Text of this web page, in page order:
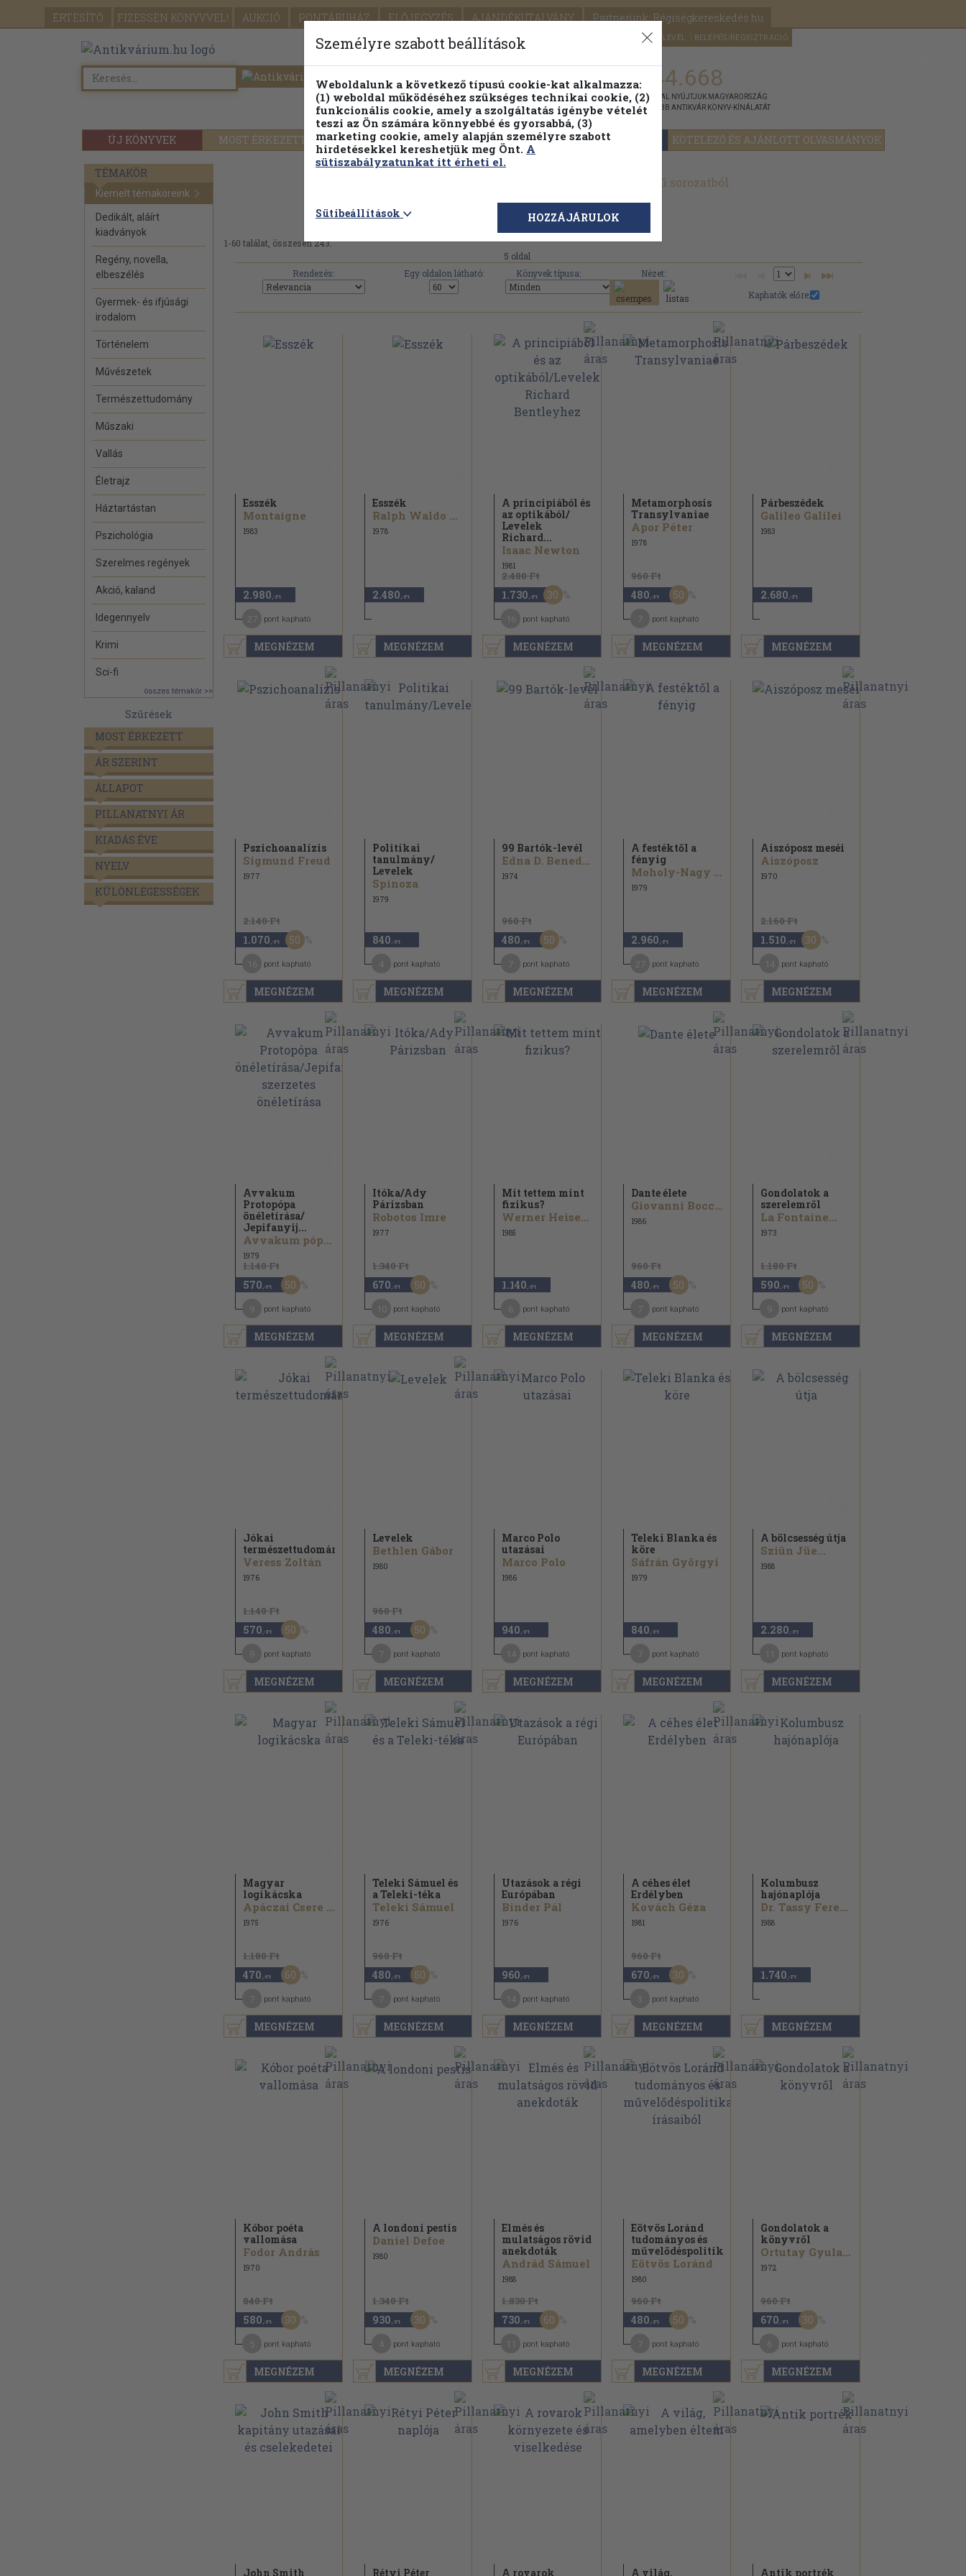
ÉRTESÍTŐ FIZESSEN KÖNYVVEL! AUKCIÓ PONTÁRUHÁZ ELŐJEGYZÉS AJÁNDÉKUTALVÁNY Partnerünk: Régiségkereskedés.hu
SEGÍTSÉG HÍRLEVÉL BELÉPÉS/REGISZTRÁCIÓ
ÚJ KÖNYVEK MOST ÉRKEZETT PILLANATNYI ÁRAINK FENNTARTHATÓ OLVASMÁNYOK KÖTELEZŐ ÉS AJÁNLOTT OLVASMÁNYOK
Részletes kereső Témaköri fa 1.144.668
KIADVÁNNYAL NYÚJTJUK MAGYARORSZÁG
LEGNAGYOBB ANTIKVÁR KÖNYV-KÍNÁLATÁT
TÉMAKÖR
Kiemelt témaköreink
Dedikált, aláírt
kiadványok
Regény, novella,
elbeszélés
Gyermek- és ifjúsági
irodalom
Történelem
Művészetek
Természettudomány
Műszaki
Vallás
Életrajz
Háztartástan
Pszichológia
Szerelmes regények
Akció, kaland
Idegennyelv
Krimi
Sci-fi
összes témakör >>
Szűrések
MOST ÉRKEZETT
ÁR SZERINT
ÁLLAPOT
PILLANATNYI ÁR
KIADÁS ÉVE
NYELV
KÜLÖNLEGESSÉGEK
243 mű érhető el az Antikváriumban a(z) 'Téka' című sorozatból.
1-60 találat, összesen 243.
5 oldal
Rendezés:
Egy oldalon látható: Könyvek típusa:
Nézet:
Kaphatók előre:
MEGNÉZEM
Esszék
Montaigne
1983
2.980 ,-Ft
pont kapható
MEGNÉZEM
Esszék
Ralph Waldo Emerson
1978
2.480 ,-Ft
MEGNÉZEM
A principiából és
az optikából/
Levelek
Richard...
Isaac Newton
1981
2.480 Ft
1.730 ,-Ft 30
pont kapható
MEGNÉZEM
Metamorphosis
Transylvaniae
Apor Péter
1978
960 Ft
480 ,-Ft 50
pont kapható
MEGNÉZEM
Párbeszédek
Galileo Galilei
1983
2.680 ,-Ft
MEGNÉZEM
Pszichoanalízis
Sigmund Freud
1977
2.140 Ft
1.070 ,-Ft 50
pont kapható
MEGNÉZEM
Politikai
tanulmány/
Levelek
Spinoza
1979
840 ,-Ft
pont kapható
MEGNÉZEM
99 Bartók-levél
Edna D. Benedict
1974
960 Ft
480 ,-Ft 50
pont kapható
MEGNÉZEM
A festéktől a
fényig
Moholy-Nagy László
1979
2.960 ,-Ft
pont kapható
MEGNÉZEM
Aiszóposz meséi
Aiszóposz
1970
2.160 Ft
1.510 ,-Ft 30
pont kapható
MEGNÉZEM
Avvakum
Protopópa
önéletírása/
Jepifanyij...
Avvakum pópa...
1979
1.140 Ft
570 ,-Ft 50
pont kapható
MEGNÉZEM
Itóka/Ady
Párizsban
Robotos Imre
1977
1.340 Ft
670 ,-Ft 50
pont kapható
MEGNÉZEM
Mit tettem mint
fizikus?
Werner Heisenberg...
1985
1.140 ,-Ft
pont kapható
MEGNÉZEM
Dante élete
Giovanni Boccaccio
1986
960 Ft
480 ,-Ft 50
pont kapható
MEGNÉZEM
Gondolatok a
szerelemről
La Fontaine...
1973
1.180 Ft
590 ,-Ft 50
pont kapható
MEGNÉZEM
Jókai
természettudománya
Veress Zoltán
1976
1.140 Ft
570 ,-Ft 50
pont kapható
MEGNÉZEM
Levelek
Bethlen Gábor
1980
960 Ft
480 ,-Ft 50
pont kapható
MEGNÉZEM
Marco Polo
utazásai
Marco Polo
1986
940 ,-Ft
pont kapható
MEGNÉZEM
Teleki Blanka és
köre
Sáfrán Györgyi
1979
840 ,-Ft
pont kapható
MEGNÉZEM
A bölcsesség útja
Sziün Jüe...
1988
2.280 ,-Ft
pont kapható
MEGNÉZEM
Magyar
logikácska
Apáczai Csere János
1975
1.180 Ft
470 ,-Ft 60
pont kapható
MEGNÉZEM
Teleki Sámuel és
a Teleki-téka
Teleki Sámuel
1976
960 Ft
480 ,-Ft 50
pont kapható
MEGNÉZEM
Utazások a régi
Európában
Binder Pál
1976
960 ,-Ft
pont kapható
MEGNÉZEM
A céhes élet
Erdélyben
Kovách Géza
1981
960 Ft
670 ,-Ft 30
pont kapható
MEGNÉZEM
Kolumbusz
hajónaplója
Dr. Tassy Ferenc
1988
1.740 ,-Ft
MEGNÉZEM
Kóbor poéta
vallomása
Fodor András
1970
840 Ft
580 ,-Ft 30
pont kapható
MEGNÉZEM
A londoni pestis
Daniel Defoe
1980
1.340 Ft
930 ,-Ft 30
pont kapható
MEGNÉZEM
Elmés és
mulatságos rövid
anekdoták
Andrád Sámuel
1988
1.830 Ft
730 ,-Ft 60
pont kapható
MEGNÉZEM
Eötvös Loránd
tudományos és
művelődéspolitikai...
Eötvös Loránd
1980
960 Ft
480 ,-Ft 50
pont kapható
MEGNÉZEM
Gondolatok a
könyvről
Ortutay Gyula...
1972
960 Ft
670 ,-Ft 30
pont kapható
John Smith Rétyi Péter A rovarok A világ, Antik portrék
Személyre szabott beállítások
Weboldalunk a következő típusú cookie-kat alkalmazza:
(1) weboldal működéséhez szükséges technikai cookie, (2)
funkcionális cookie, amely a szolgáltatás igénybe vételét
teszi az Ön számára könnyebbé és gyorsabbá, (3)
marketing cookie, amely alapján személyre szabott
hirdetésekkel kereshetjük meg Önt. A
sütiszabályzatunkat itt érheti el.
Sütibeállítások HOZZÁJÁRULOK